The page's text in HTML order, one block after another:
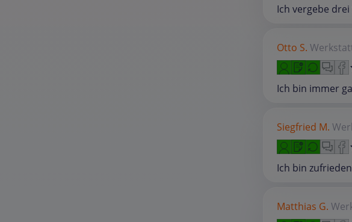
Ich vergebe
Otto S.
Ich bin immer
Siegfried M.
Ich bin
Matthias G.